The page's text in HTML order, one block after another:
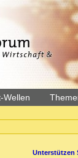
Wellen
Unterstützen